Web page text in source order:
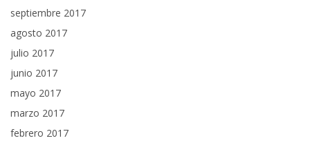
septiembre 2017
agosto 2017
julio 2017
junio 2017
mayo 2017
marzo 2017
febrero 2017